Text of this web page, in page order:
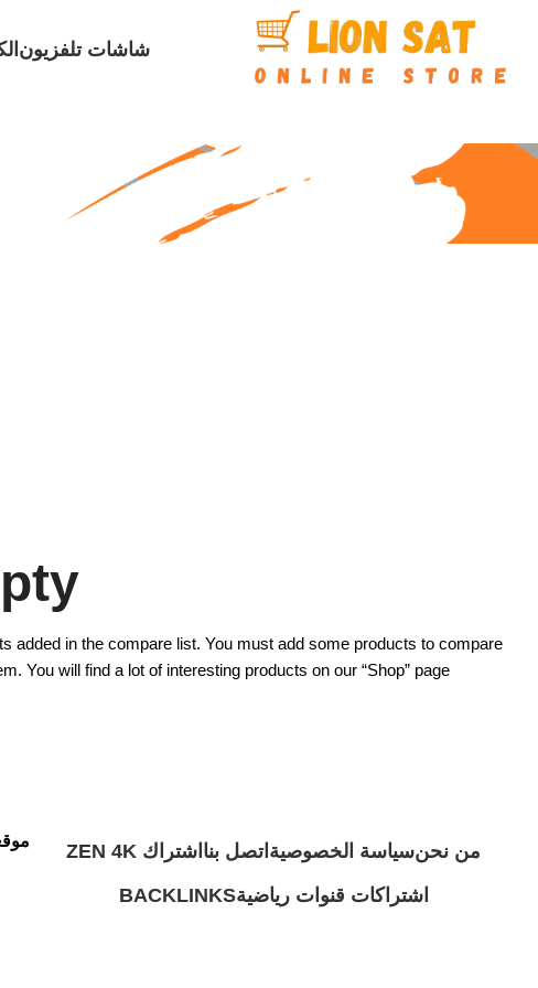
شاشات تلفزيون
added in the compare list. You must add some products to compare
You will find a lot of interesting products on our “Shop” page.
من نحنسياسة الخصوصية اتصل بنا اشتراك ZEN 4K
اشتراكات قنوات رياضيةBACKLINKS